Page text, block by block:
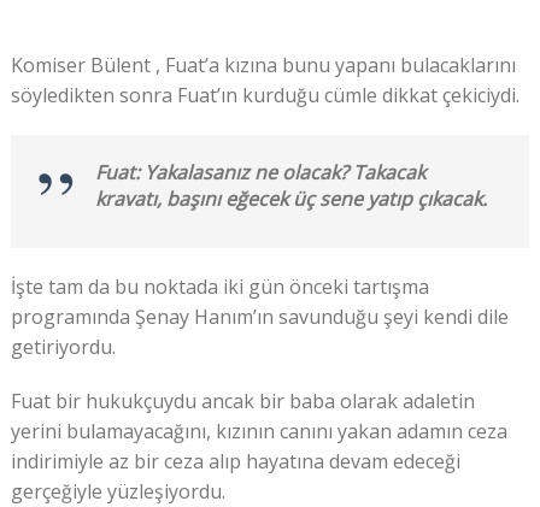
Komiser Bülent , Fuat’a kızına bunu yapanı bulacaklarını
söyledikten sonra Fuat’ın kurduğu cümle dikkat çekiciydi.
Fuat: Yakalasanız ne olacak? Takacak
kravatı, başını eğecek üç sene yatıp çıkacak.
İşte tam da bu noktada iki gün önceki tartışma
programında Şenay Hanım’ın savunduğu şeyi kendi dile
getiriyordu.
Fuat bir hukukçuydu ancak bir baba olarak adaletin
yerini bulamayacağını, kızının canını yakan adamın ceza
indirimiyle az bir ceza alıp hayatına devam edeceği
gerçeğiyle yüzleşiyordu.